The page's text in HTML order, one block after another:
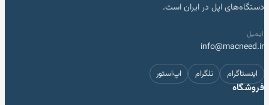
دستگاه‌های اپل در ایران است.
ایمیل
info@macneed.ir
اینستاگرام تلگرام اپ‌استور
فروشگاه